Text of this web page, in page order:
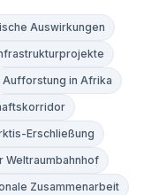
Auswirkungen
Aufforstung in Afrika
Erschließung
Weltraumbahnhof
Zusammenarbeit